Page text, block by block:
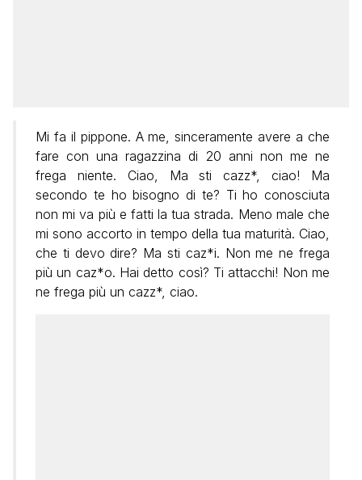
Mi fa il pippone. A me, sinceramente avere a che
fare con una ragazzina di 20 anni non me ne
frega niente. Ciao, Ma sti cazz*, ciao! Ma
secondo te ho bisogno di te? Ti ho conosciuta
non mi va più e fatti la tua strada. Meno male che
mi sono accorto in tempo della tua maturità. Ciao,
che ti devo dire? Ma sti caz*i. Non me ne frega
più un caz*o. Hai detto così? Ti attacchi! Non me
ne frega più un cazz*, ciao.